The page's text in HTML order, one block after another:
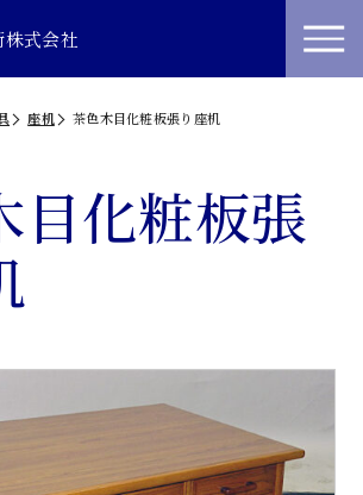
式会社
座机 茶色木目化粧板張り座机
目化粧板張